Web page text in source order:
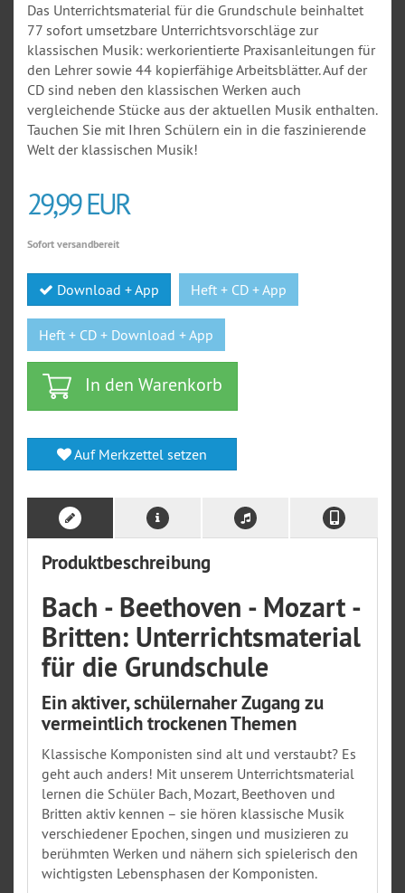
Das Unterrichtsmaterial für die Grundschule beinhaltet
77 sofort umsetzbare Unterrichtsvorschläge zur
klassischen Musik: werkorientierte Praxisanleitungen für
den Lehrer sowie 44 kopierfähige Arbeitsblätter. Auf der
CD sind neben den klassischen Werken auch
vergleichende Stücke aus der aktuellen Musik enthalten.
Tauchen Sie mit Ihren Schülern ein in die faszinierende
Welt der klassischen Musik!
29,99 EUR
Sofort versandbereit
Download + App Heft + CD + App
Heft + CD + Download + App
In den Warenkorb
Auf Merkzettel setzen
Produktbeschreibung
Bach - Beethoven - Mozart -
Britten: Unterrichtsmaterial
für die Grundschule
Ein aktiver, schülernaher Zugang zu
vermeintlich trockenen Themen
Klassische Komponisten sind alt und verstaubt? Es
geht auch anders! Mit unserem Unterrichtsmaterial
lernen die Schüler Bach, Mozart, Beethoven und
Britten aktiv kennen – sie hören klassische Musik
verschiedener Epochen, singen und musizieren zu
berühmten Werken und nähern sich spielerisch den
wichtigsten Lebensphasen der Komponisten.